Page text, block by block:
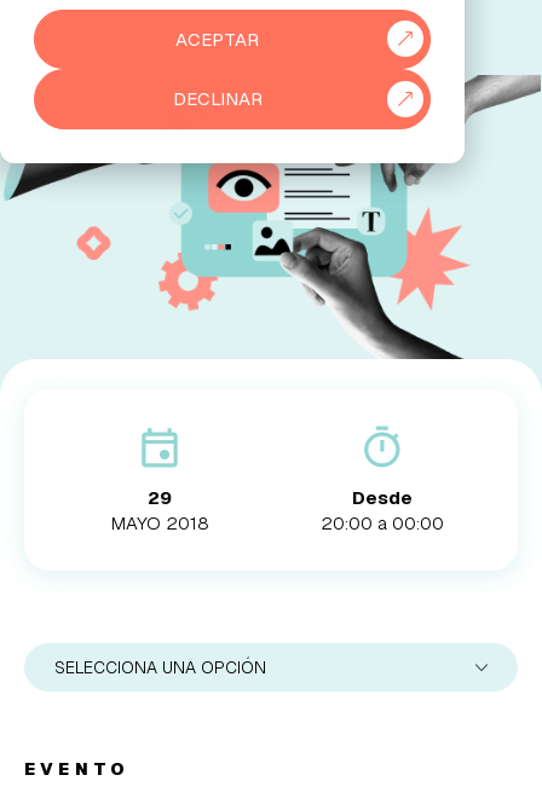
ACEPTAR
DECLINAR
PARTNERS
931 76 23 43
29
MAYO 2018
Desde
20:00 a 00:00
SELECCIONA UNA OPCIÓN
EVENTO